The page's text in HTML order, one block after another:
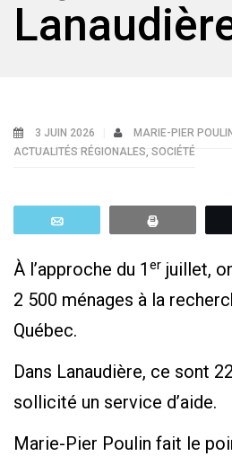
3 JUIN 2026 MARIE-PIER POULIN
ACTUALITÉS RÉGIONALES, SOCIÉTÉ
À l’approche du 1 er juillet,
2 500 ménages à la
Québec.
Dans Lanaudière, ce sont
sollicité un service d’aide.
Marie-Pier Poulin fait le